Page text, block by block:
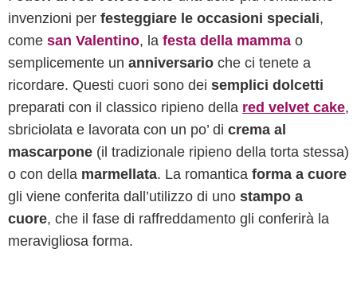
invenzioni per festeggiare le occasioni speciali,
come san Valentino, la festa della mamma o
semplicemente un anniversario che ci tenete a
ricordare. Questi cuori sono dei semplici dolcetti
preparati con il classico ripieno della red velvet cake,
sbriciolata e lavorata con un po’ di crema al
mascarpone (il tradizionale ripieno della torta stessa)
o con della marmellata. La romantica forma a cuore
gli viene conferita dall’utilizzo di uno stampo a
cuore, che il fase di raffreddamento gli conferirà la
meravigliosa forma.